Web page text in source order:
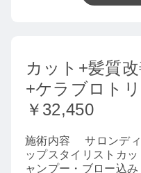
カット+髪質
+ケラブロト
￥32,450
施術内容
サロンデ
ップスタイリストカ
ャンプー・ブロー込